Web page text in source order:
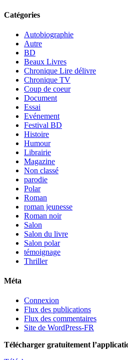
Catégories
Autobiographie
Autre
BD
Beaux Livres
Chronique Lire délivre
Chronique TV
Coup de coeur
Document
Essai
Evénement
Festival BD
Histoire
Humour
Librairie
Magazine
Non classé
parodie
Polar
Roman
roman jeunesse
Roman noir
Salon
Salon du livre
Salon polar
témoignage
Thriller
Méta
Connexion
Flux des publications
Flux des commentaires
Site de WordPress-FR
Télécharger gratuitement